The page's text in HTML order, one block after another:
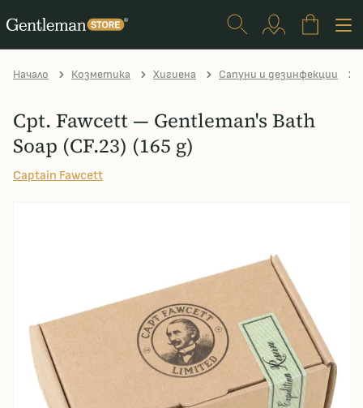
Начало Козметика Хигиена Сапуни и дезинфекции
Cpt. Fawcett — Gentleman's Bath
Soap (CF.23) (165 g)
Captain Fawcett